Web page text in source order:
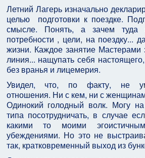
Летний Лагерь изначально
целью подготовки к поездке.
смысле. Понять, а зачем туда
потребности , цели, на поездку...
жизни. Каждое занятие Мастерами
линия... нащупать себя
без вранья и лицемерия.
Увидел, что, по факту, не
отношения. Ни с кем, ни с
Одинокий голодный волк. Могу
типа посотрудничать, в случае
какими то моими
убеждениями. Но это не
так, кратковременный выход из